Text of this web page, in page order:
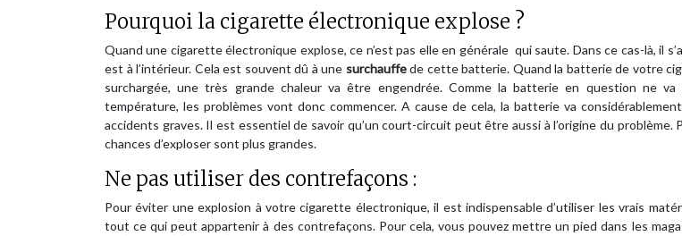
Pourquoi la cigarette électronique explose ?
Quand une cigarette électronique explose, ce n’est pas elle en générale qui saute. Dans ce cas-là, il
est à l’intérieur. Cela est souvent dû à une surchauffede cette batterie. Quand la batterie de votre
surchargée, une très grande chaleur va être engendrée. Comme la batterie en question ne
température, les problèmes vont donc commencer. A cause de cela, la batterie va
accidents graves. Il est essentiel de savoir qu’un court-circuit peut être aussi à l’origine du problème.
chances d’exploser sont plus grandes.
Ne pas utiliser des contrefaçons :
Pour éviter une explosion à votre cigarette électronique, il est indispensable d’utiliser les vrais
tout ce qui peut appartenir à des contrefaçons. Pour cela, vous pouvez mettre un pied dans les